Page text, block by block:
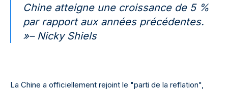
Chine atteigne une croissance de 5 %
par rapport aux années précédentes.
»– Nicky Shiels
La Chine a officiellement rejoint le "parti de la reflation",